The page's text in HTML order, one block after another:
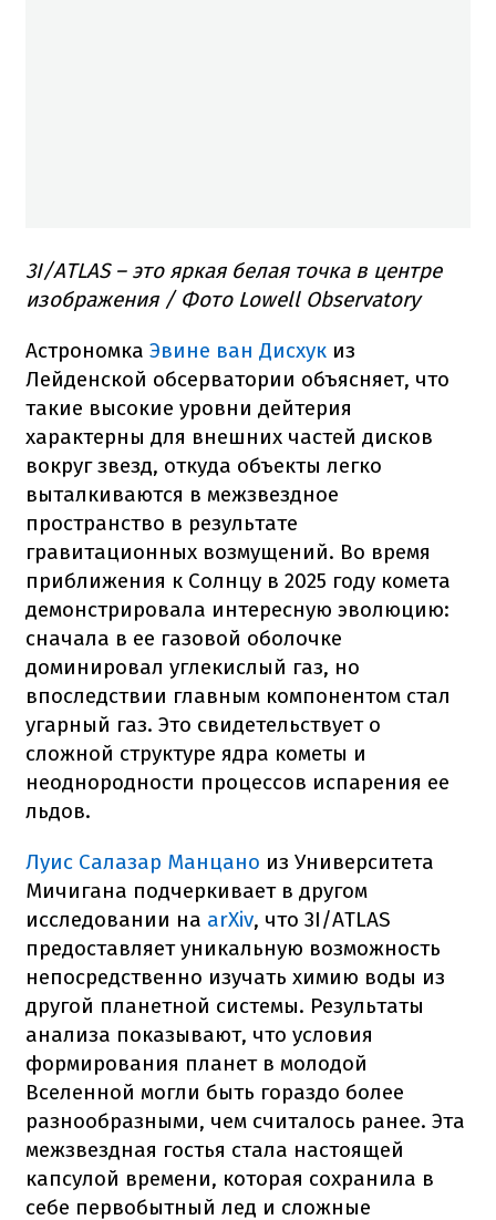
3I/ATLAS – это яркая белая точка в центре
изображения / Фото Lowell Observatory
Астрономка Эвине ван Дисхук из
Лейденской обсерватории объясняет, что
такие высокие уровни дейтерия
характерны для внешних частей дисков
вокруг звезд, откуда объекты легко
выталкиваются в межзвездное
пространство в результате
гравитационных возмущений. Во время
приближения к Солнцу в 2025 году комета
демонстрировала интересную эволюцию:
сначала в ее газовой оболочке
доминировал углекислый газ, но
впоследствии главным компонентом стал
угарный газ. Это свидетельствует о
сложной структуре ядра кометы и
неоднородности процессов испарения ее
льдов.
Луис Салазар Манцано из Университета
Мичигана подчеркивает в другом
исследовании на arXiv, что 3I/ATLAS
предоставляет уникальную возможность
непосредственно изучать химию воды из
другой планетной системы. Результаты
анализа показывают, что условия
формирования планет в молодой
Вселенной могли быть гораздо более
разнообразными, чем считалось ранее. Эта
межзвездная гостья стала настоящей
капсулой времени, которая сохранила в
себе первобытный лед и сложные